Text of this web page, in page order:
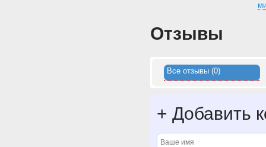
Отзывы
Все отзывы (0)
+ Добавить